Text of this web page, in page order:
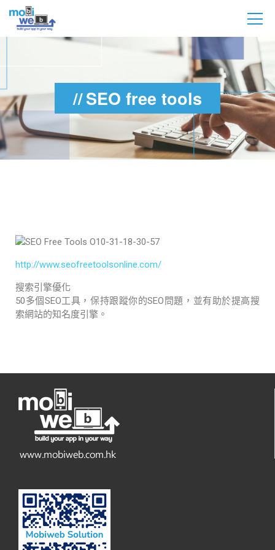
SEO free tools
http://www.seofreetoolsonline.com/
搜索引擎優化
50多個SEO工具，保持跟蹤你的SEO問題，並有助於提高搜
索網站的知名度引擎。